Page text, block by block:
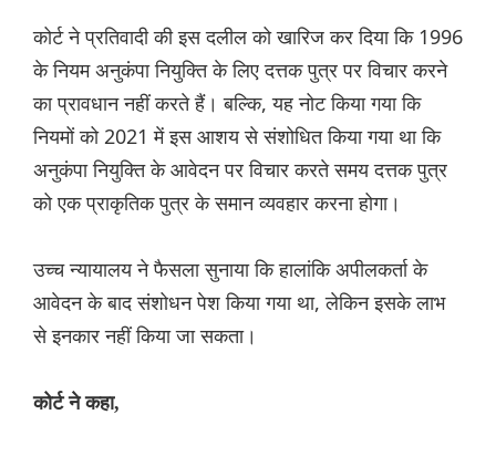
कोर्ट ने प्रतिवादी की इस दलील को खारिज कर दिया कि 1996
के नियम अनुकंपा नियुक्ति के लिए दत्तक पुत्र पर विचार करने
का प्रावधान नहीं करते हैं। बल्कि, यह नोट किया गया कि
नियमों को 2021 में इस आशय से संशोधित किया गया था कि
अनुकंपा नियुक्ति के आवेदन पर विचार करते समय दत्तक पुत्र
को एक प्राकृतिक पुत्र के समान व्यवहार करना होगा।
उच्च न्यायालय ने फैसला सुनाया कि हालांकि अपीलकर्ता के
आवेदन के बाद संशोधन पेश किया गया था, लेकिन इसके लाभ
से इनकार नहीं किया जा सकता।
कोर्ट ने कहा,